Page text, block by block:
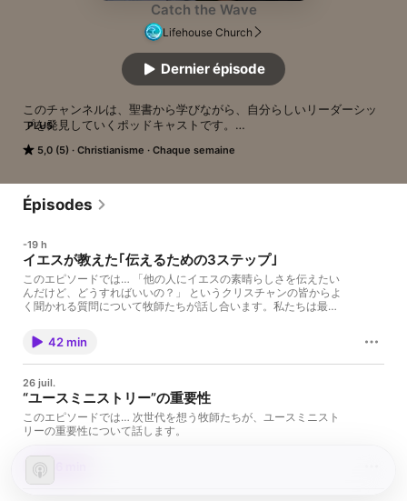
Catch the Wave
Lifehouse Church
5,0 (5) Christianisme Chaque semaine
このチャンネルは、聖書から学びながら、自分らしいリーダーシッ
プを発見していくポッドキャストです。
◤毎月第二 & 第四日曜日 8PMに配信◢
【ホスト紹介】
将史（マサシ）、朱馬（シバ）、太助（タスケ）の3人は、それぞれ
学生時代にイエス・キリストと出会い、人生が大きく変えられた経
の育成、クリエイティブ、翻訳など、それぞれの得意分野を活かし
ながら、次世代のリーダーに熱く語りかける。
【リーダーシップに対する意見やお悩み相談】
https://forms.gle/Piwv9U4oyyQF4krk7
【公式SNS】
PLUS
Dernier épisode
Épisodes
-19 h
イエスが教えた｢伝えるための3ステップ｣
このエピソードでは… 「他の人にイエスの素晴らしさを伝えたい
んだけど、どうすればいいの？」 というクリスチャンの皆からよ
く聞かれる質問について牧師たちが話し合います。私たちは最高
いるイエスの教えから、私たちが今日からできるシンプルな方法
を一緒に学びましょう！
42 min
26 juil.
“ユースミニストリー”の重要性
このエピソードでは… 次世代を想う牧師たちが、ユースミニスト
リーの重要性について話します。